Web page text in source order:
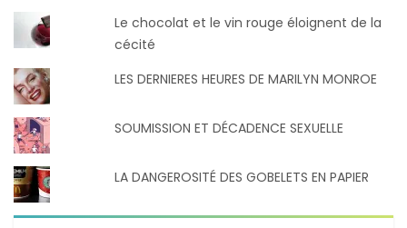
Le chocolat et le vin rouge éloignent de la
cécité
LES DERNIERES HEURES DE MARILYN MONROE
SOUMISSION ET DÉCADENCE SEXUELLE
LA DANGEROSITÉ DES GOBELETS EN PAPIER